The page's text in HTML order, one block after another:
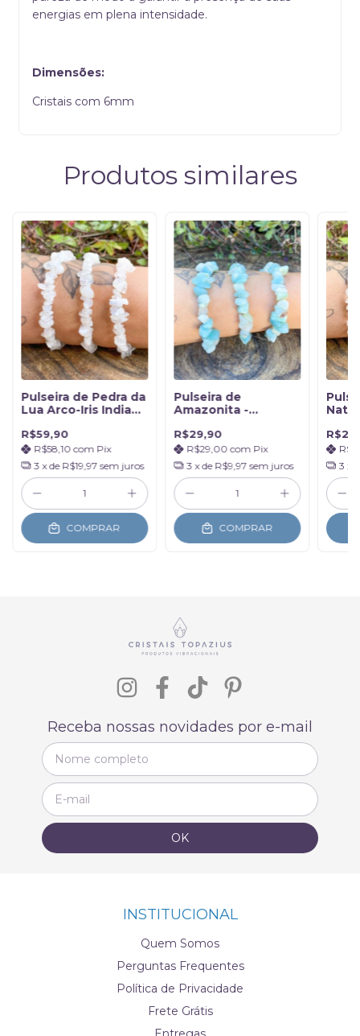
energias em plena intensidade.
Dimensões:
Cristais com 6mm
Produtos similares
Pulseira de Pedra da
Lua Arco-Iris Indiana
R$59,90
R$58,10 com Pix
3 x de R$19,97 sem juros
COMPRAR
Pulseira de
Amazonita -
Criatividade
R$29,90
R$29,00com Pix
3 x de R$9,97 sem juros
COMPRAR
3 x
Receba nossas novidades por e-mail
INSTITUCIONAL
Quem Somos
Perguntas Frequentes
Política de Privacidade
Frete Grátis